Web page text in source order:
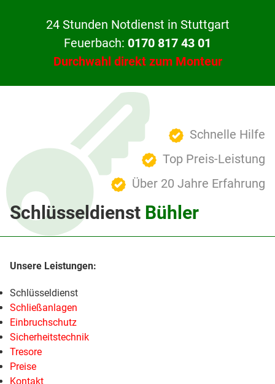
24 Stunden Notdienst in Stuttgart
Feuerbach: 0170 817 43 01
Durchwahl direkt zum Monteur
Schnelle Hilfe
Top Preis-Leistung
Über 20 Jahre Erfahrung
Schlüsseldienst Bühler
Schlüsseldienst
Schließanlagen
Einbruchschutz
Sicherheitstechnik
Tresore
Preise
Kontakt